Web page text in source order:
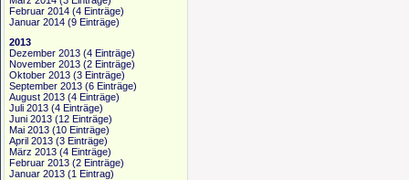
Februar 2014 (4 Einträge)
Januar 2014 (9 Einträge)
2013
Dezember 2013 (4 Einträge)
November 2013 (2 Einträge)
Oktober 2013 (3 Einträge)
September 2013 (6 Einträge)
August 2013 (4 Einträge)
Juli 2013 (4 Einträge)
Juni 2013 (12 Einträge)
Mai 2013 (10 Einträge)
April 2013 (3 Einträge)
März 2013 (4 Einträge)
Februar 2013 (2 Einträge)
Januar 2013 (1 Eintrag)